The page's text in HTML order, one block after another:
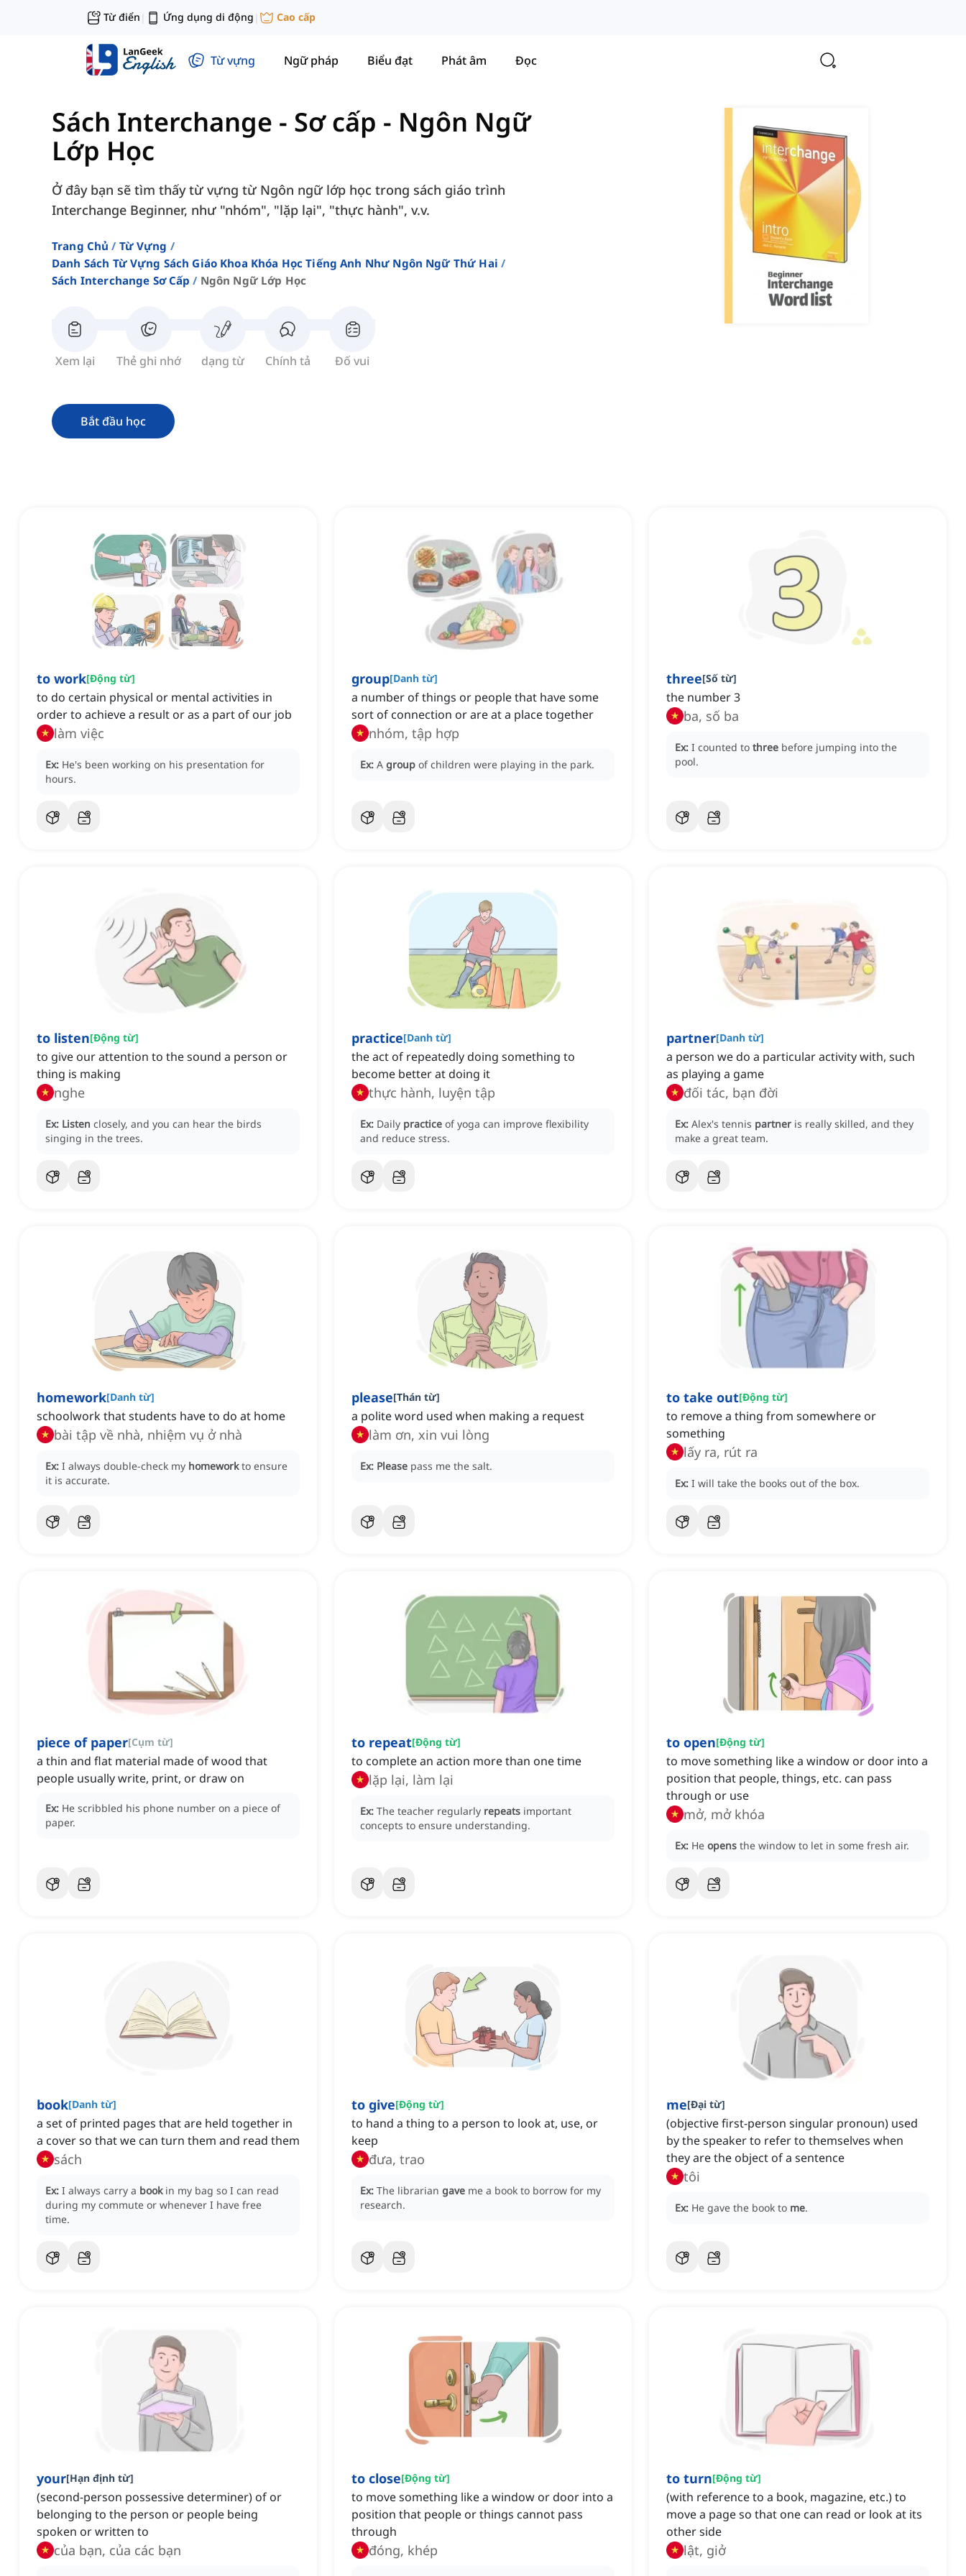
Từ điển | Ứng dụng di động | Cao cấp
Từ vựng Ngữ pháp Biểu đạt Phát âm Đọc
Sách Interchange - Sơ cấp - Ngôn Ngữ
Lớp Học
Ở đây bạn sẽ tìm thấy từ vựng từ Ngôn ngữ lớp học trong sách giáo trình
Interchange Beginner, như "nhóm", "lặp lại", "thực hành", v.v.
Trang Chủ
Từ Vựng
Danh Sách Từ Vựng Sách Giáo Khoa Khóa Học Tiếng Anh Như Ngôn Ngữ Thứ Hai
Sách Interchange Sơ Cấp
Ngôn Ngữ Lớp Học
Xem lại Thẻ ghi nhớ dạng từ Chính tả Đố vui
Bắt đầu học
to work[Động từ]
to do certain physical or mental activities in
order to achieve a result or as a part of our job
làm việc
Ex: He's been working on his presentation for
hours.
group[Danh từ]
a number of things or people that have some
sort of connection or are at a place together
nhóm, tập hợp
Ex: A group of children were playing in the park.
three[Số từ]
the number 3
ba, số ba
Ex: I counted to three before jumping into the
pool.
to listen[Động từ]
to give our attention to the sound a person or
thing is making
nghe
Ex: Listen closely, and you can hear the birds
singing in the trees.
practice[Danh từ]
the act of repeatedly doing something to
become better at doing it
thực hành, luyện tập
Ex: Daily practice of yoga can improve flexibility
and reduce stress.
partner[Danh từ]
a person we do a particular activity with, such
as playing a game
đối tác, bạn đời
Ex: Alex's tennis partner is really skilled, and they
make a great team.
homework[Danh từ]
schoolwork that students have to do at home
bài tập về nhà, nhiệm vụ ở nhà
Ex: I always double-check my homework to ensure
it is accurate.
please[Thán từ]
a polite word used when making a request
làm ơn, xin vui lòng
Ex: Please pass me the salt.
to take out[Động từ]
to remove a thing from somewhere or
something
lấy ra, rút ra
Ex: I will take the books out of the box.
piece of paper[Cụm từ]
a thin and flat material made of wood that
people usually write, print, or draw on
Ex: He scribbled his phone number on a piece of
paper.
to repeat[Động từ]
to complete an action more than one time
lặp lại, làm lại
Ex: The teacher regularly repeats important
concepts to ensure understanding.
to open[Động từ]
to move something like a window or door into a
position that people, things, etc. can pass
through or use
mở, mở khóa
Ex: He opens the window to let in some fresh air.
book[Danh từ]
a set of printed pages that are held together in
a cover so that we can turn them and read them
sách
Ex: I always carry a book in my bag so I can read
during my commute or whenever I have free
time.
to give[Động từ]
to hand a thing to a person to look at, use, or
keep
đưa, trao
Ex: The librarian gave me a book to borrow for my
research.
me[Đại từ]
(objective first-person singular pronoun) used
by the speaker to refer to themselves when
they are the object of a sentence
tôi
Ex: He gave the book to me.
your[Hạn định từ]
(second-person possessive determiner) of or
belonging to the person or people being
spoken or written to
của bạn, của các bạn
to close[Động từ]
to move something like a window or door into a
position that people or things cannot pass
through
đóng, khép
to turn[Động từ]
(with reference to a book, magazine, etc.) to
move a page so that one can read or look at its
other side
lật, giở